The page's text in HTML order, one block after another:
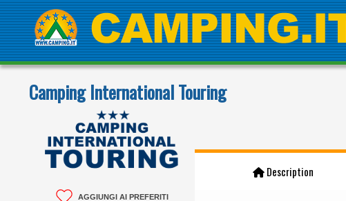
Camping International Touring
AGGIUNGI AI PREFERITI
Description